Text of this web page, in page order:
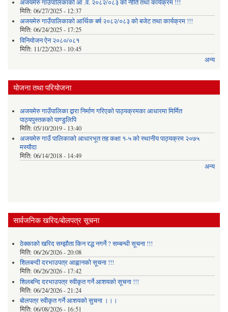
अजयमेरु गाउँपालिकाको आ .व. २०८२/०८३ को नीति तथा कार्यक्रम !!!
मिति: 06/27/2025 - 12:37
अजयमेरु गाउँपालिकाको आर्थिक बर्ष २०८२/०८३ को बजेट तथा कार्यक्रम !!!
मिति: 06/24/2025 - 17:25
विनियोजन ऐन २०८०/०८१
मिति: 11/22/2023 - 10:45
अन्य
योजना तथा परियोजना
अजयमेरु गाउँपालिका द्वारा निर्माण गरिएको पाठ्यक्रमका आधारमा मिर्मित
पाठ्यपुस्तकको पाण्डुलिपि
मिति: 05/10/2019 - 13:40
अजयमेरु गाउँ पालिकाको आधारभूत तह कक्षा १-५ को स्थानीय पाठ्यक्रम २०७५
मस्यौदा
मिति: 06/14/2018 - 14:49
अन्य
सार्वजनिक खरिद/बोलपत्र सूचना
ठेक्काको खरिद सम्झौता किन रद्ध नगर्ने ? सम्बन्धी सूचना !!!
मिति: 06/26/2026 - 20:08
शिलबन्दी दरभाउपत्र आह्वानको सूचना !!!
मिति: 06/26/2026 - 17:42
शिलबन्दि दरभाउपत्र स्वीकृत गर्ने आशयकाे सूचना !!!
मिति: 06/24/2026 - 21:24
बोलपत्र स्वीकृत गर्ने आशयको सुचना ।।।
मिति: 06/08/2026 - 16:51